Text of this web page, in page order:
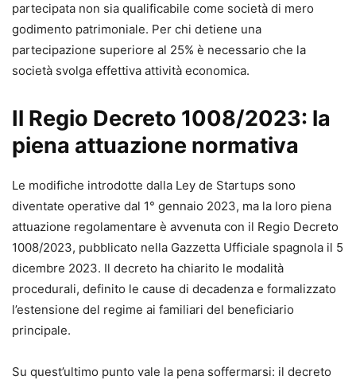
partecipata non sia qualificabile come società di mero
godimento patrimoniale. Per chi detiene una
partecipazione superiore al 25% è necessario che la
società svolga effettiva attività economica.
Il Regio Decreto 1008/2023: la
piena attuazione normativa
Le modifiche introdotte dalla Ley de Startups sono
diventate operative dal 1° gennaio 2023, ma la loro piena
attuazione regolamentare è avvenuta con il Regio Decreto
1008/2023, pubblicato nella Gazzetta Ufficiale spagnola il 5
dicembre 2023. Il decreto ha chiarito le modalità
procedurali, definito le cause di decadenza e formalizzato
l’estensione del regime ai familiari del beneficiario
principale.
Su quest’ultimo punto vale la pena soffermarsi: il decreto